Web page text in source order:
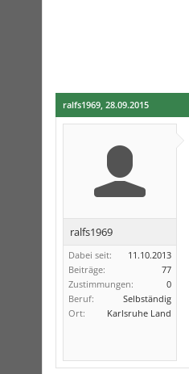
ralfs1969, 28.09.2015
ralfs1969
Dabei seit:
11.10.2013
Beiträge:
77
Zustimmungen:
0
Beruf:
Selbständig
Ort:
Karlsruhe Land